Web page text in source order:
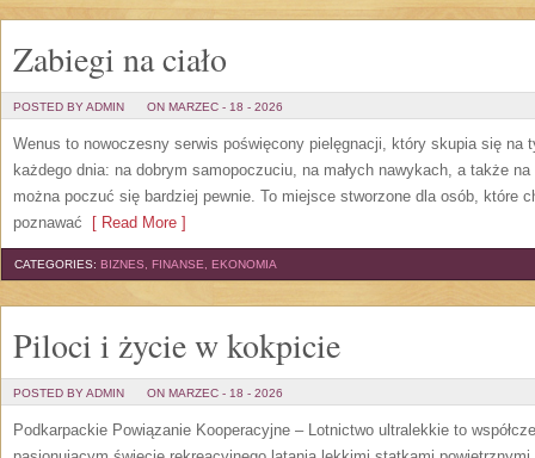
Zabiegi na ciało
POSTED BY ADMIN ON MARZEC - 18 - 2026
Wenus to nowoczesny serwis poświęcony pielęgnacji, który skupia się na
każdego dnia: na dobrym samopoczuciu, na małych nawykach, a także
można poczuć się bardziej pewnie. To miejsce stworzone dla osób, które
poznawać [ Read More ]
CATEGORIES: BIZNES, FINANSE, EKONOMIA
Piloci i życie w kokpicie
POSTED BY ADMIN ON MARZEC - 18 - 2026
Podkarpackie Powiązanie Kooperacyjne – Lotnictwo ultralekkie to